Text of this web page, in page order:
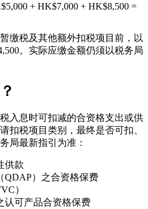
+ HK$7,000 + HK$8,500 =
缴税及其他额外扣税项目前，以
。实际应缴金额仍须以税务局
入息时可扣减的合资格支出或供
扣税项目类别，最终是否可扣、
局最新指引为准：
供款
QDAP）之合资格保费
）
认可产品合资格保费